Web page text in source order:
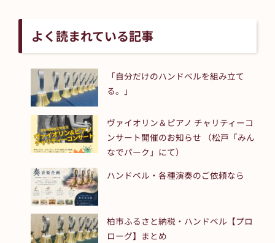
よく読まれている記事
「自分だけのハンドベルを組み立て
る。」
ヴァイオリン＆ピアノ チャリティーコ
ンサート開催のお知らせ （松戸「みん
なでパーク」にて）
ハンドベル・各種演奏のご依頼なら
柏市ふるさと納税・ハンドベル【プロ
ローグ】まとめ